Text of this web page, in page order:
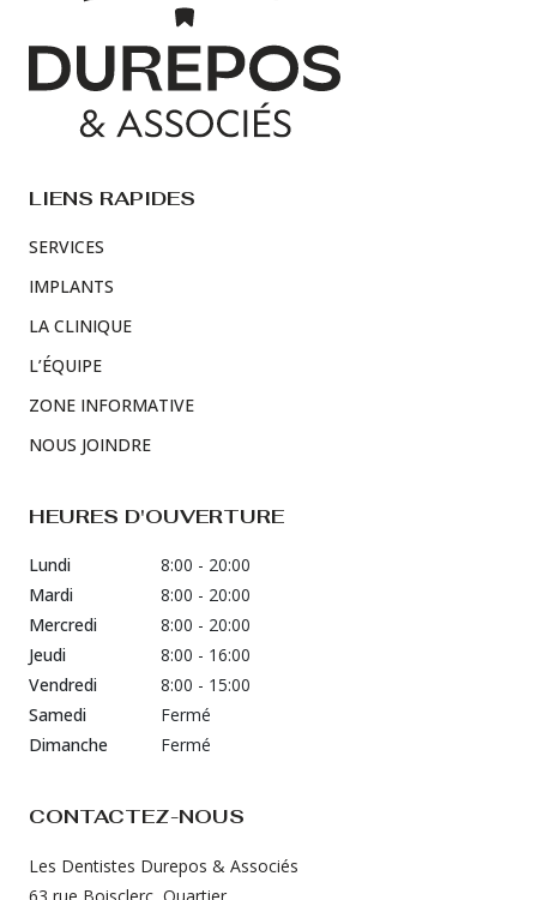
LIENS RAPIDES
SERVICES
IMPLANTS
LA CLINIQUE
L’ÉQUIPE
ZONE INFORMATIVE
NOUS JOINDRE
HEURES D'OUVERTURE
Lundi
8:00 - 20:00
Mardi
8:00 - 20:00
Mercredi
8:00 - 20:00
Jeudi
8:00 - 16:00
Vendredi
8:00 - 15:00
Samedi
Fermé
Dimanche
Fermé
CONTACTEZ-NOUS
Les Dentistes Durepos & Associés